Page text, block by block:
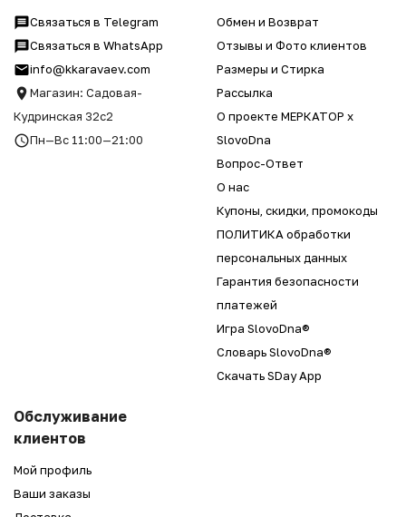
Связаться в Telegram
Связаться в WhatsApp
info@kkaravaev.com
Магазин: Садовая-
Кудринская 32с2
Пн—Вс 11:00—21:00
Обмен и Возврат
Отзывы и Фото клиентов
Размеры и Стирка
Рассылка
О проекте МЕРКАТОР x
SlovoDna
Вопрос-Ответ
О нас
Купоны, скидки, промокоды
ПОЛИТИКА обработки
персональных данных
Гарантия безопасности
платежей
Игра SlovoDna®
Словарь SlovoDna®
Скачать SDay App
Обслуживание
клиентов
Мой профиль
Ваши заказы